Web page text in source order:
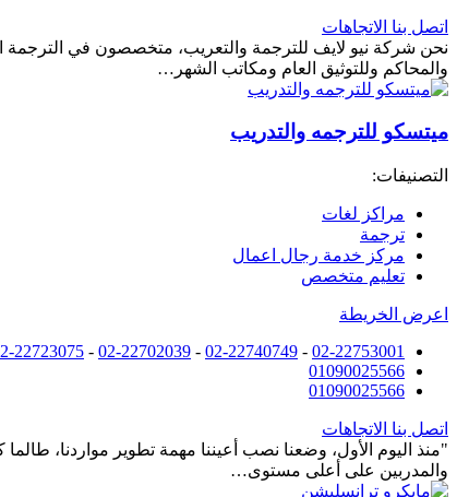
اتصل بنا الاتجاهات
نحن شركة نيو لايف للترجمة والتعريب، متخصصون في الترجمة
والمحاكم وللتوثيق العام ومكاتب الشهر…
ميتسكو للترجمه والتدريب
التصنيفات:
مراكز لغات
ترجمة
مركز خدمة رجال اعمال
تعليم متخصص
اعرض الخريطة
02-22753001
-
02-22740749
-
02-22702039
-
22723075
01090025566
01090025566
اتصل بنا الاتجاهات
"منذ اليوم الأول، وضعنا نصب أعيننا مهمة تطوير مواردنا،
والمدربين على أعلى مستوى…